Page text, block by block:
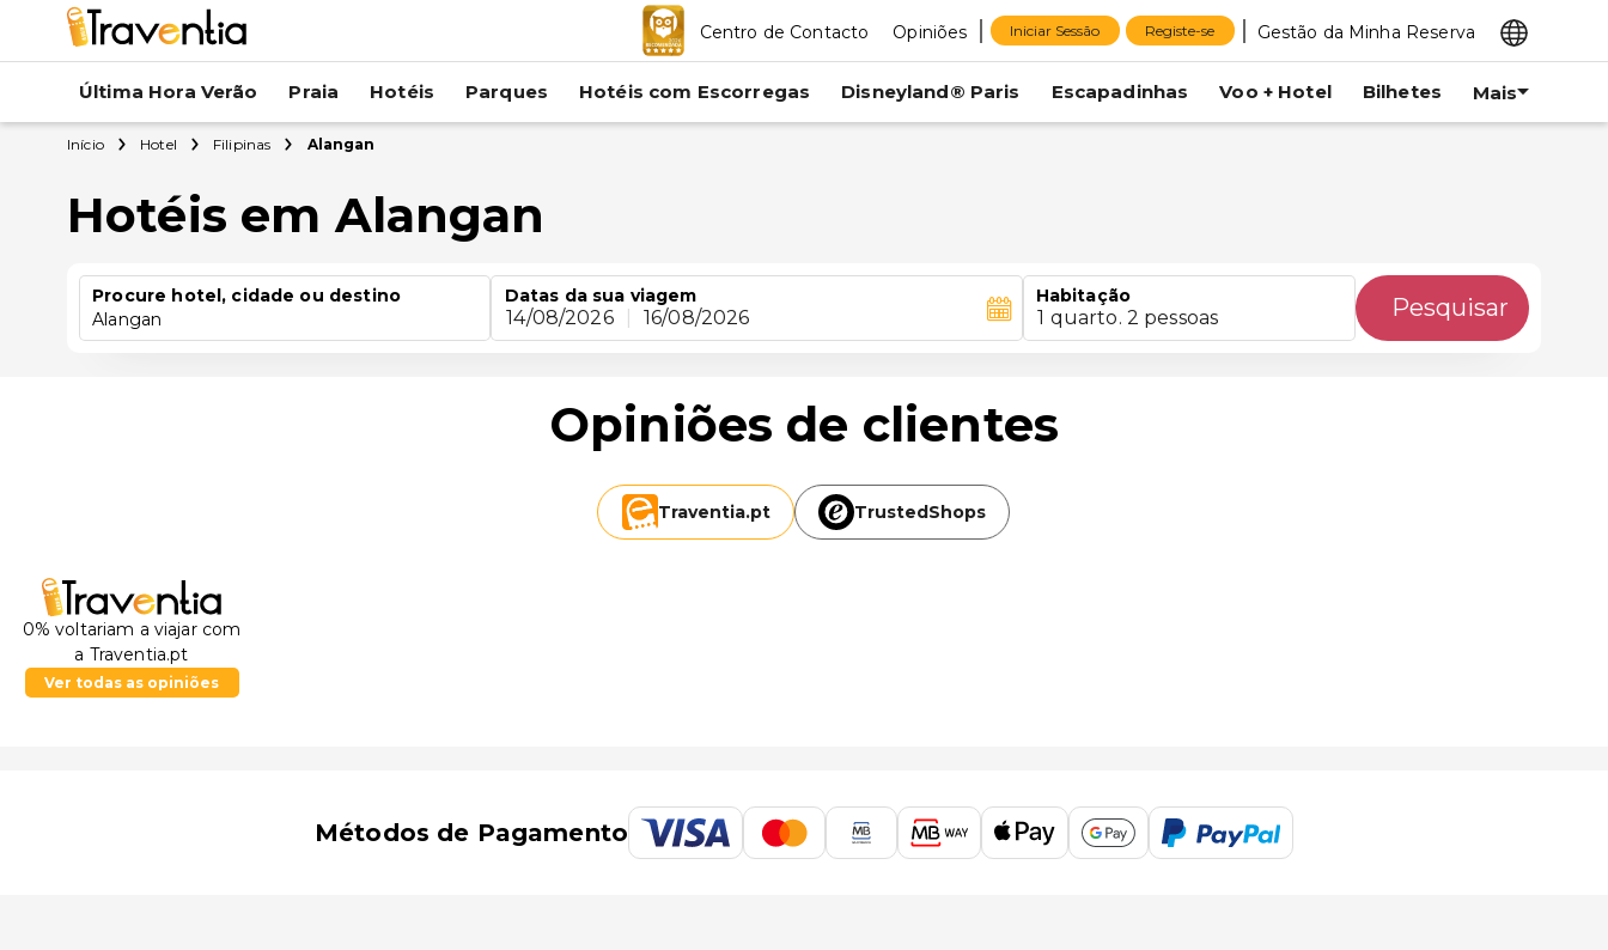
Centro de Contacto Opiniões Iniciar Sessão Registe-se Gestão da Minha Reserva
Última Hora Verão Praia Hotéis Parques Hotéis com Escorregas Disneyland® Paris Escapadinhas Voo + Hotel Bilhetes Mais
Início Hotel Filipinas Alangan
Hotéis em Alangan
Procure hotel, cidade ou destino
Alangan
Datas da sua viagem
14/08/2026 16/08/2026
Habitação
1 quarto. 2 pessoas Pesquisar
Opiniões de clientes
Traventia.pt TrustedShops
0% voltariam a viajar com
a Traventia.pt
Ver todas as opiniões
Métodos de Pagamento